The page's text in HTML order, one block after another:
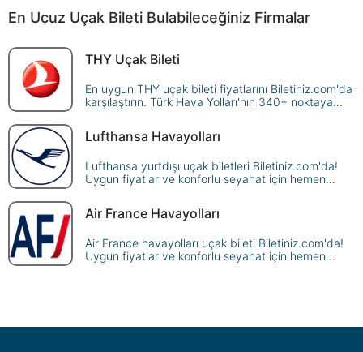
En Ucuz Uçak Bileti Bulabileceğiniz Firmalar
THY Uçak Bileti
En uygun THY uçak bileti fiyatlarını Biletiniz.com'da
karşılaştırın. Türk Hava Yolları'nın 340+ noktaya
güvenle rezerve edin!
Lufthansa Havayolları
Lufthansa yurtdışı uçak biletleri Biletiniz.com'da!
Uygun fiyatlar ve konforlu seyahat için hemen
Air France Havayolları
Air France havayolları uçak bileti Biletiniz.com'da!
Uygun fiyatlar ve konforlu seyahat için hemen